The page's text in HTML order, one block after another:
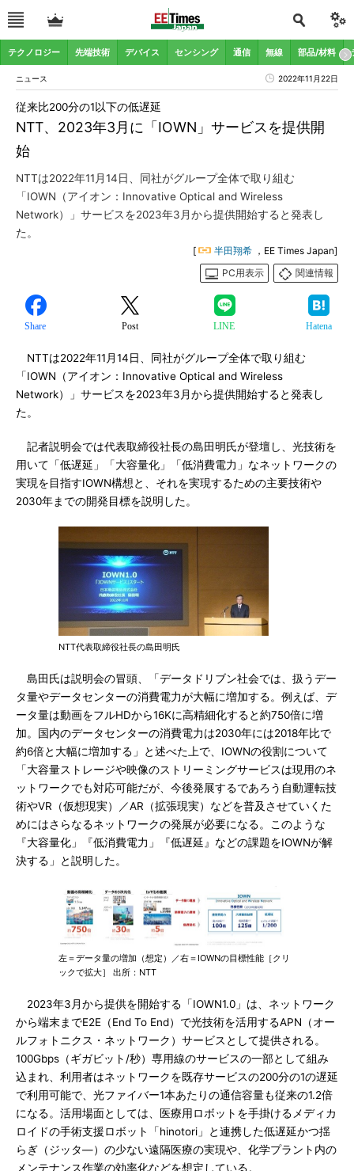
テクノロジー 先端技術 デバイス センシング 通信 無線 部品/材料
ニュース 2022年11月22日
NTT、2023年3月に「IOWN」サービスを提供開
始
従来比200分の1以下の低遅延
NTTは2022年11月14日、同社がグループ全体で取り組む
「IOWN（アイオン：Innovative Optical and Wireless
Network）」サービスを2023年3月から提供開始すると発表し
た。
[ 半田翔希 ，EE Times Japan]
PC用表示
関連情報
Share Post LINE Hatena
NTTは2022年11月14日、同社がグループ全体で取り組む
「IOWN（アイオン：Innovative Optical and Wireless
Network）」サービスを2023年3月から提供開始すると発表し
た。
記者説明会では代表取締役社長の島田明氏が登壇し、光技術を
用いて「低遅延」「大容量化」「低消費電力」なネットワークの
実現を目指すIOWN構想と、それを実現するための主要技術や
2030年までの開発目標を説明した。
NTT代表取締役社長の島田明氏
島田氏は説明会の冒頭、「データドリブン社会では、扱うデー
タ量やデータセンターの消費電力が大幅に増加する。例えば、デ
ータ量は動画をフルHDから16Kに高精細化すると約750倍に増
加。国内のデータセンターの消費電力は2030年には2018年比で
約6倍と大幅に増加する」と述べた上で、IOWNの役割について
「大容量ストレージや映像のストリーミングサービスは現用のネ
ットワークでも対応可能だが、今後発展するであろう自動運転技
術やVR（仮想現実）／AR（拡張現実）などを普及させていくた
めにはさらなるネットワークの発展が必要になる。このような
『大容量化」『低消費電力」『低遅延』などの課題をIOWNが解
決する」と説明した。
左＝データ量の増加（想定）／右＝IOWNの目標性能［クリ
ックで拡大］ 出所：NTT
2023年3月から提供を開始する「IOWN1.0」は、ネットワーク
から端末までE2E（End To End）で光技術を活用するAPN（オー
ルフォトニクス・ネットワーク）サービスとして提供される。
100Gbps（ギガビット/秒）専用線のサービスの一部として組み
込まれ、利用者はネットワークを既存サービスの200分の1の遅延
で利用可能で、光ファイバー1本あたりの通信容量も従来の1.2倍
になる。活用場面としては、医療用ロボットを手掛けるメディカ
ロイドの手術支援ロボット「hinotori」と連携した低遅延かつ揺
らぎ（ジッタ―）の少ない遠隔医療の実現や、化学プラント内の
メンテナンス作業の効率化などを想定している。